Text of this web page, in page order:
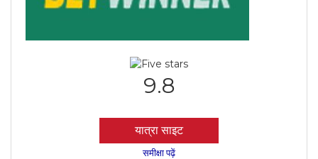
9.8
यात्रा साइट
समीक्षा पढ़ें